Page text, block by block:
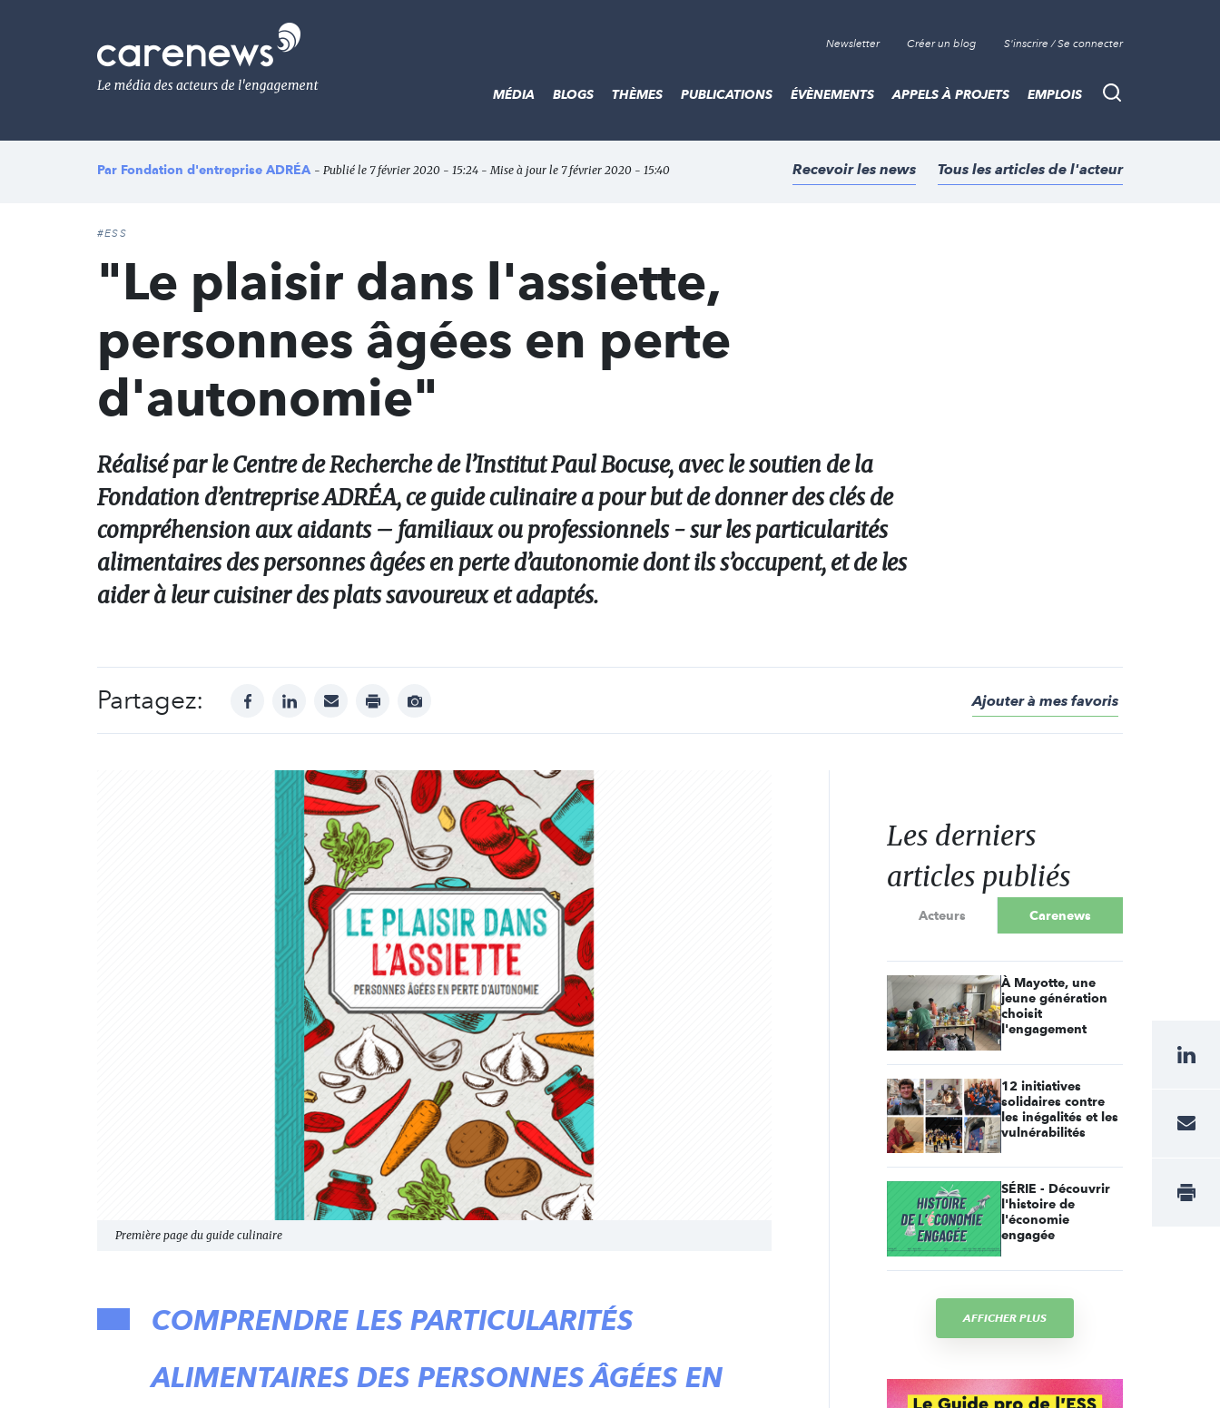
Le
média
de
l'engagement
Newsletter Créer un blog S'inscrire / Se connecter
Recherche
MÉDIA BLOGS THÈMES PUBLICATIONS ÉVÈNEMENTS APPELS À PROJETS EMPLOIS
Par Fondation d'entreprise ADRÉA - Publié le 7 février 2020 - 15:24 - Mise à jour le 7 février 2020 - 15:40 Recevoir les news Tous les articles de l'acteur
#ESS
"Le plaisir dans l'assiette,
personnes âgées en perte
d'autonomie"
Réalisé par le Centre de Recherche de l’Institut Paul Bocuse, avec le soutien de la
Fondation d’entreprise ADRÉA, ce guide culinaire a pour but de donner des clés de
compréhension aux aidants – familiaux ou professionnels - sur les particularités
alimentaires des personnes âgées en perte d’autonomie dont ils s’occupent, et de les
aider à leur cuisiner des plats savoureux et adaptés.
Partagez: facebooklinkedinmail print
Afficher
Ajouter à mes favoris
Première page du guide culinaire
COMPRENDRE LES PARTICULARITÉS
ALIMENTAIRES DES PERSONNES ÂGÉES EN
Les derniers
articles publiés
Acteurs Carenews
À Mayotte, une
jeune génération
choisit
l'engagement
12 initiatives
solidaires contre
les inégalités et les
vulnérabilités
SÉRIE - Découvrir
l'histoire de
l'économie
engagée
AFFICHER PLUS